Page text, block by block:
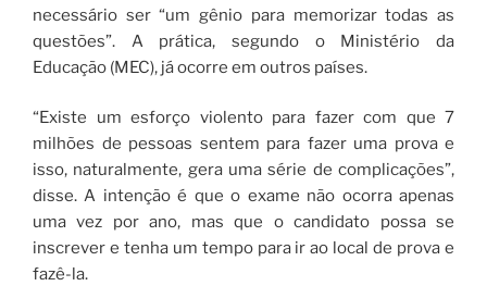
necessário ser “um gênio para memorizar todas as
questões”. A prática, segundo o Ministério da
Educação (MEC), já ocorre em outros países.
“Existe um esforço violento para fazer com que 7
milhões de pessoas sentem para fazer uma prova e
isso, naturalmente, gera uma série de complicações”,
disse. A intenção é que o exame não ocorra apenas
uma vez por ano, mas que o candidato possa se
inscrever e tenha um tempo para ir ao local de prova e
fazê-la.